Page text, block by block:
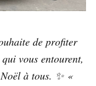
de profiter
vous entourent,
à tous. ✨ «